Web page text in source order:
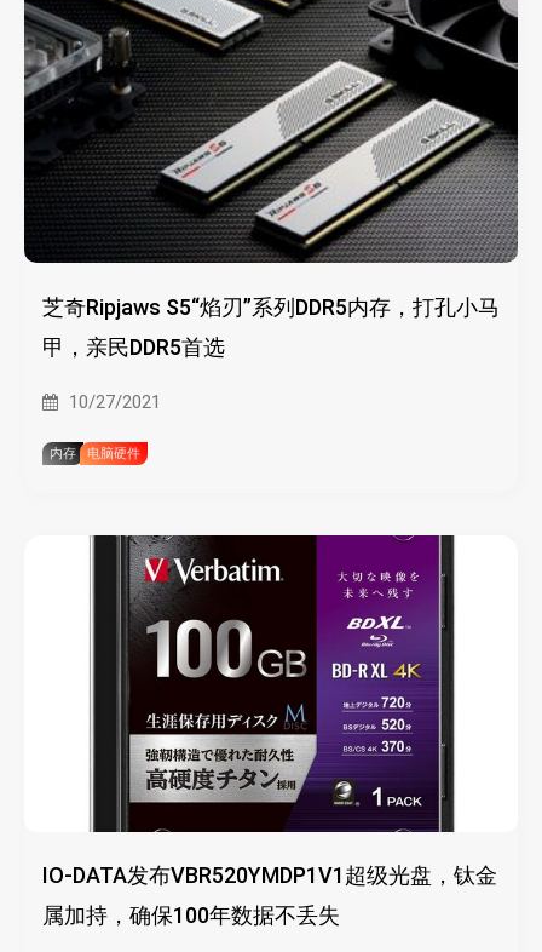
芝奇Ripjaws S5“焰刃”系列DDR5内存，打孔小马
甲，亲民DDR5首选
10/27/2021
内存 电脑硬件
IO-DATA发布VBR520YMDP1V1超级光盘，钛金
属加持，确保100年数据不丢失